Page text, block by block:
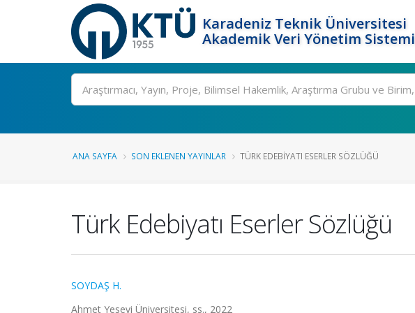
Karadeniz Teknik Üniversitesi
Akademik Veri Yönetim Sistemi
Ara
ANA SAYFA SON EKLENEN YAYINLAR TÜRK EDEBIYATI ESERLER SÖZLÜĞÜ
Türk Edebiyatı Eserler Sözlüğü
SOYDAŞ H.
Ahmet Yesevi Üniversitesi, ss., 2022